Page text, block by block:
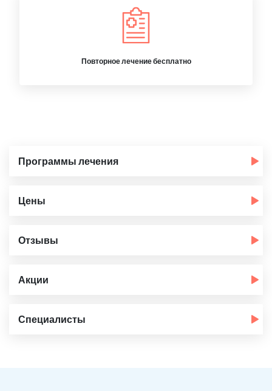
Повторное лечение бесплатно
Программы лечения
Цены
Отзывы
Акции
Специалисты